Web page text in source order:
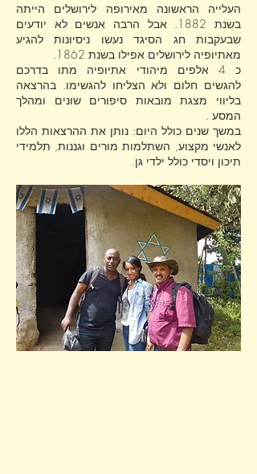
העלייה הראשונה מאירופה לירושלים הייתה
בשנת 1882. אבל הרבה אנשים לא יודעים
שבעקבות חג הסיגד נעשו ניסיונות להגיע
מאתיופיה לירושלים אפילו בשנת 1862.
כ 4 אלפים מיהודי אתיופיה מתו בדרכם
להגשים חלום ולא הצליחו להגשימו. בהרצאה
בליווי מצגת מובאות סיפורים שונים ומהלך
המסע .
במשך שנים כולל היום: נותן את ההרצאות הללו
לאנשי מקצוע, השתלמות מורים וגננות, תלמידי
תיכון ויסדי כולל ילדי גן.